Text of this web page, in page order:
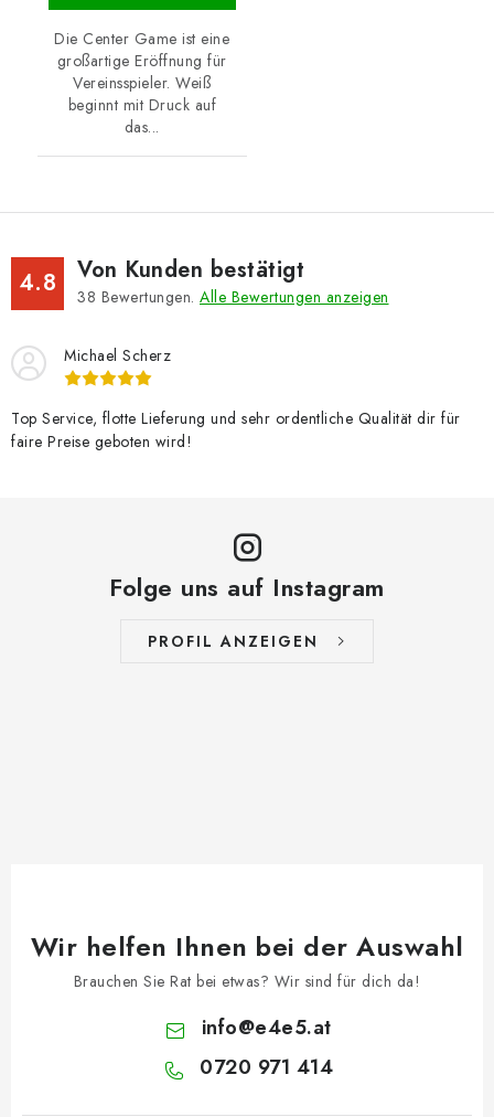
Die Center Game ist eine
großartige Eröffnung für
Vereinsspieler. Weiß
beginnt mit Druck auf
das...
4.8 Von Kunden bestätigt
38 Bewertungen. Alle Bewertungen anzeigen
Michael Scherz
Top Service, flotte Lieferung und sehr ordentliche Qualität dir für
faire Preise geboten wird!
Folge uns auf Instagram
PROFIL ANZEIGEN
Wir helfen Ihnen bei der Auswahl
Brauchen Sie Rat bei etwas? Wir sind für dich da!
info@e4e5.at
0720 971 414